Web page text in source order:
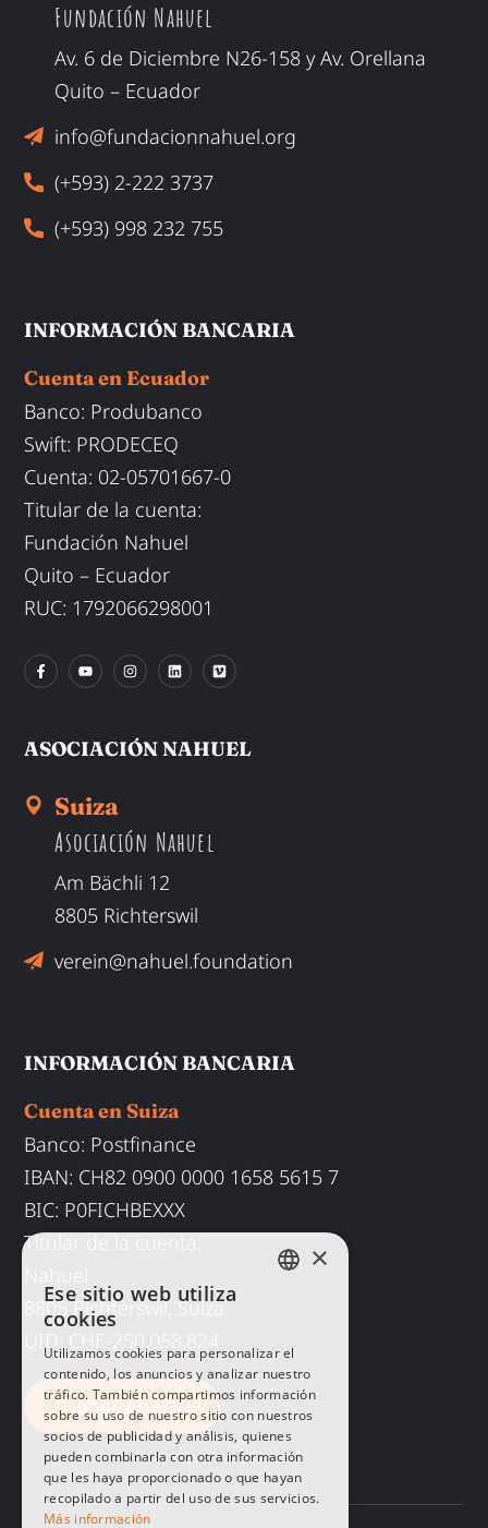
Fundación Nahuel
Av. 6 de Diciembre N26-158 y Av. Orellana
Quito – Ecuador
info@fundacionnahuel.org
(+593) 2-222 3737
(+593) 998 232 755
INFORMACIÓN BANCARIA
Cuenta en Ecuador
Banco: Produbanco
Swift: PRODECEQ
Cuenta: 02-05701667-0
Titular de la cuenta:
Fundación Nahuel
Quito – Ecuador
RUC: 1792066298001
ASOCIACIÓN NAHUEL
Suiza
Asociación Nahuel
Am Bächli 12
8805 Richterswil
verein@nahuel.foundation
INFORMACIÓN BANCARIA
Cuenta en Suiza
Banco: Postfinance
IBAN: CH82 0900 0000 1658 5615 7
BIC: P0FICHBEXXX
Titular de la cuenta:
8805 Richterswil, Suiza
Donar Ahora
GERMAN
×
Ese sitio web utiliza
cookies
Utilizamos cookies para personalizar el
contenido, los anuncios y analizar nuestro
tráfico. También compartimos información
sobre su uso de nuestro sitio con nuestros
socios de publicidad y análisis, quienes
pueden combinarla con otra información
que les haya proporcionado o que hayan
recopilado a partir del uso de sus servicios.
Más información